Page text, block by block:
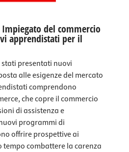
Impiegato del commercio
apprendistati per il
presentati nuovi
alle esigenze del mercato
comprendono
che copre il commercio
di assistenza e
programmi di
offrire prospettive ai
tempo combattere la carenza